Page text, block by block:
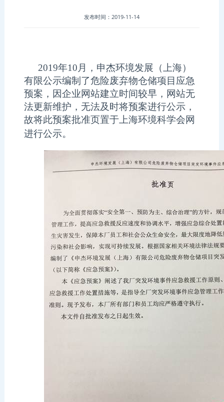
发布时间：2019-11-14
2019年10月，申杰环境发展（上海）
有限公示编制了危险废弃物仓储项目应急
预案，因企业网站建立时间较早，网站无
法更新维护，无法及时将预案进行公示，
故将此预案批准页置于上海环境科学会网
进行公示。